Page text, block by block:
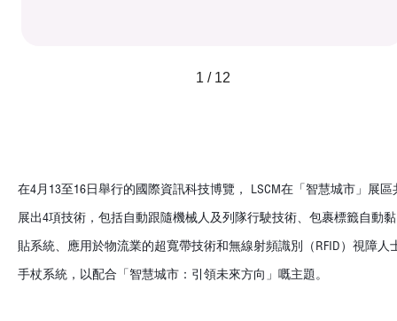
1 / 12
在4月13至16日舉行的國際資訊科技博覽， LSCM在「智慧城市」展區
展出4項技術，包括自動跟隨機械人及列隊行駛技術、包裹標籤自動黏
貼系統、應用於物流業的超寬帶技術和無線射頻識別（RFID）視障人
手杖系統，以配合「智慧城市：引領未來方向」嘅主題。